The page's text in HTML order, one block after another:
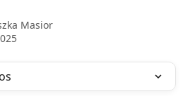
Masior